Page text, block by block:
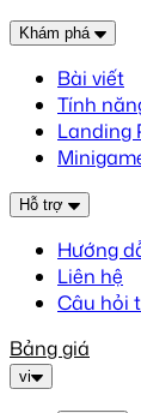
Khám phá
Bài viết
Tính
Landing
Hỗ trợ
Hướng
Liên hệ
Câu hỏi
Bảng giá
vi